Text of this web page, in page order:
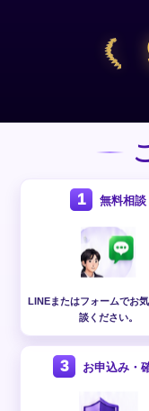
1 無料相談
LINEまたはフォームでお
談ください。
3 お申込み・